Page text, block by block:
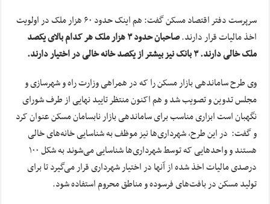
سرپرست دفتر اقتصاد مسکن گفت: هم اینک حدود ۶۰ هزار ملک در اولویت
اخذ مالیات قرار دارند.
صاحبان حدود ۳ هزار ملک هر کدام بالای یکصد
ملک خالی دارند. ۳ بانک نیز بیشتر از یکصد خانه خالی در اختیار دارند.
وی طرح ساماندهی بازار مسکن را که در همراهی وزارت راه و شهرسازی و
مجلس تدوین و تصویب شد و هم اکنون منتظر تایید نهایی از طرف شورای
نگهبان است ابزاری مناسب برای ساماندهی بازار نابسامان مسکن عنوان کرد
و گفت: در این طرح، شهرداری‌ها نیز موظف به شناسایی خانه‌های خالی
درصدی مالیات اخذ شده از آنها در اختیار شهرداری قرار می‌گیرد تا برای
تولید مسکن در بافت‌های فرسوده و مناطق محروم استفاده شود.